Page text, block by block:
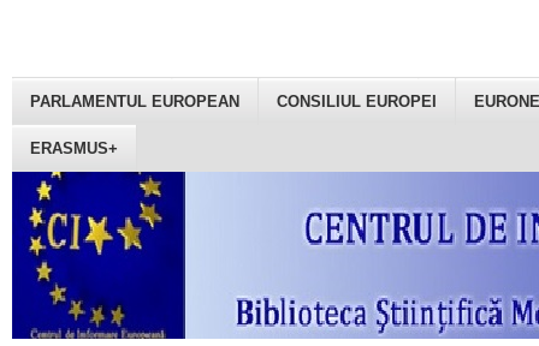
PARLAMENTUL EUROPEAN CONSILIUL EUROPEI
ERASMUS+